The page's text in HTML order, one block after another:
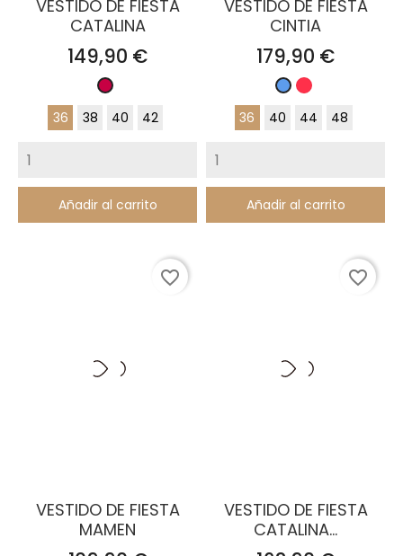
VESTIDO DE FIESTA
CATALINA
Precio
149,90 €
Rubí
36
38 40 42
Añadir al carrito
VESTIDO DE FIESTA
CINTIA
Precio
179,90 €
AzulCoral
36
40 44 48
Añadir al carrito
VESTIDO DE FIESTA
MAMEN
favorite_border
VESTIDO DE FIESTA
CATALINA...
favorite_border